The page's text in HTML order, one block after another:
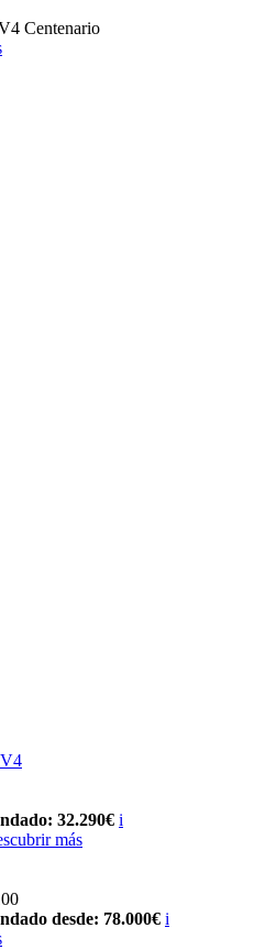
Centenario
32.290€ i
más
desde: 78.000€ i